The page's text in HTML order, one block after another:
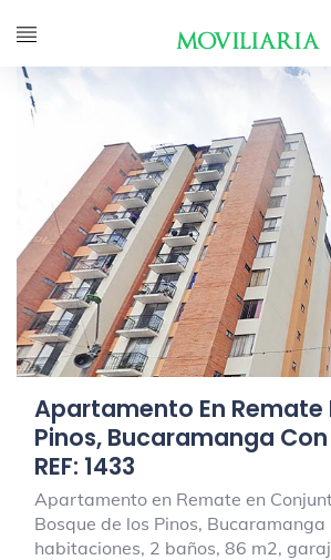
Apartamento En Remate
Pinos, Bucaramanga
REF: 1433
Apartamento en Remate en
Bosque de los Pinos, Bucaramanga
habitaciones, 2 baños, 86 m2,